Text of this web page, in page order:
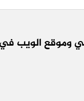
وموقع الويب